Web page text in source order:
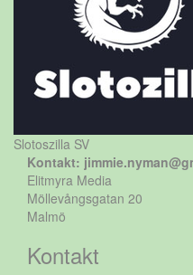
Slotoszilla SV
Kontakt:
Elitmyra Media
Möllevångsgatan 20
Malmö
Kontakt